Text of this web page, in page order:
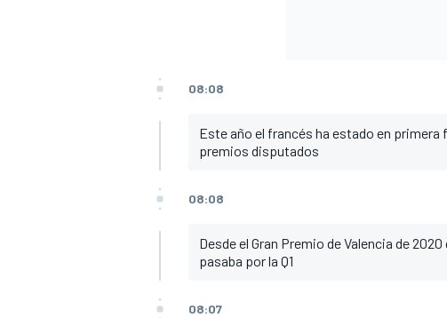
08:08
Este año el francés ha estado en primera
premios disputados
08:08
Desde el Gran Premio de Valencia de
pasaba por la Q1
08:07